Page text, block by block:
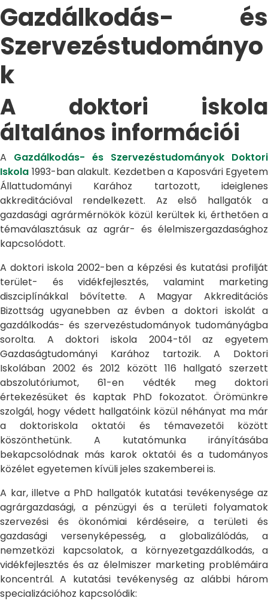
Gazdálkodás- és
Szervezéstudományo
k
A doktori iskola
általános információi
A Gazdálkodás- és Szervezéstudományok Doktori
Iskola 1993-ban alakult. Kezdetben a Kaposvári Egyetem
Állattudományi Karához tartozott, ideiglenes
akkreditációval rendelkezett. Az első hallgatók a
gazdasági agrármérnökök közül kerültek ki, érthetően a
témaválasztásuk az agrár- és élelmiszergazdasághoz
kapcsolódott.
A doktori iskola 2002-ben a képzési és kutatási profilját
terület- és vidékfejlesztés, valamint marketing
diszciplínákkal bővítette. A Magyar Akkreditációs
Bizottság ugyanebben az évben a doktori iskolát a
gazdálkodás- és szervezéstudományok tudományágba
sorolta. A doktori iskola 2004-től az egyetem
Gazdaságtudományi Karához tartozik. A Doktori
Iskolában 2002 és 2012 között 116 hallgató szerzett
abszolutóriumot, 61-en védték meg doktori
értekezésüket és kaptak PhD fokozatot. Örömünkre
szolgál, hogy védett hallgatóink közül néhányat ma már
a doktoriskola oktatói és témavezetői között
köszönthetünk. A kutatómunka irányításába
bekapcsolódnak más karok oktatói és a tudományos
közélet egyetemen kívüli jeles szakemberei is.
A kar, illetve a PhD hallgatók kutatási tevékenysége az
agrárgazdasági, a pénzügyi és a területi folyamatok
szervezési és ökonómiai kérdéseire, a területi és
gazdasági versenyképesség, a globalizálódás, a
nemzetközi kapcsolatok, a környezetgazdálkodás, a
vidékfejlesztés és az élelmiszer marketing problémáira
koncentrál. A kutatási tevékenység az alábbi három
specializációhoz kapcsolódik: